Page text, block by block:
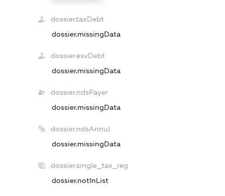
dossier.taxDebt
dossier.missingData
dossier.esvDebt
dossier.missingData
dossier.ndsPayer
dossier.missingData
dossier.ndsAnnul
dossier.missingData
dossier.single_tax_reg
dossier.notInList